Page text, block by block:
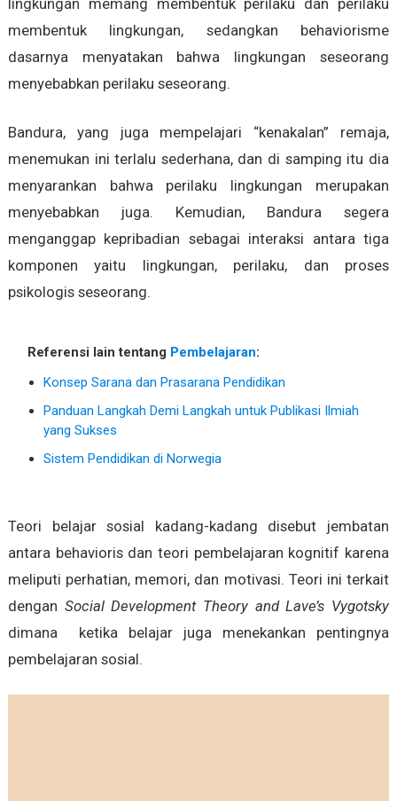
membentuk lingkungan, sedangkan behaviorisme
dasarnya menyatakan bahwa lingkungan seseorang
menyebabkan perilaku seseorang.
Bandura, yang juga mempelajari “kenakalan” remaja,
menemukan ini terlalu sederhana, dan di samping itu dia
menyarankan bahwa perilaku lingkungan merupakan
menyebabkan juga. Kemudian, Bandura segera
menganggap kepribadian sebagai interaksi antara tiga
komponen yaitu lingkungan, perilaku, dan proses
psikologis seseorang.
Referensi lain tentang Pembelajaran:
Konsep Sarana dan Prasarana Pendidikan
Panduan Langkah Demi Langkah untuk Publikasi Ilmiah
yang Sukses
Sistem Pendidikan di Norwegia
Teori belajar sosial kadang-kadang disebut jembatan
antara behavioris dan teori pembelajaran kognitif karena
meliputi perhatian, memori, dan motivasi. Teori ini terkait
dengan Social Development Theory and Lave’s Vygotsky
dimana ketika belajar juga menekankan pentingnya
pembelajaran sosial.